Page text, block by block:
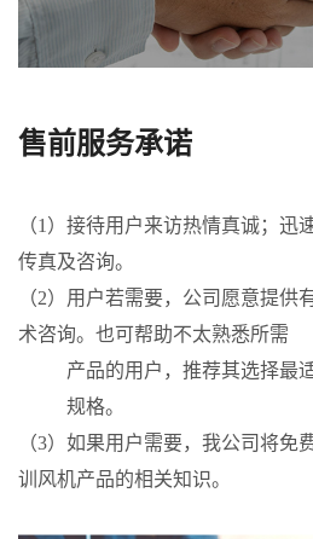
售前服务承诺
（1）接待用户来访热情真诚；迅
传真及咨询。
（2）用户若需要，公司愿意提供
术咨询。也可帮助不太熟悉所需
产品的用户，推荐其选择最
规格。
（3）如果用户需要，我公司将免
训风机产品的相关知识。